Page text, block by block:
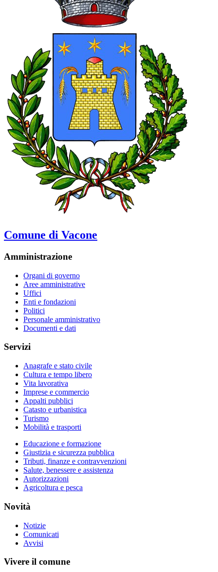
Comune di Vacone
Amministrazione
Organi di governo
Aree amministrative
Uffici
Enti e fondazioni
Politici
Personale amministrativo
Documenti e dati
Servizi
Anagrafe e stato civile
Cultura e tempo libero
Vita lavorativa
Imprese e commercio
Appalti pubblici
Catasto e urbanistica
Turismo
Mobilità e trasporti
Educazione e formazione
Giustizia e sicurezza pubblica
Tributi, finanze e contravvenzioni
Salute, benessere e assistenza
Autorizzazioni
Agricoltura e pesca
Novità
Notizie
Comunicati
Avvisi
Vivere il comune